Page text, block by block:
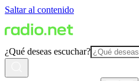
Saltar al contenido
¿Qué deseas escuchar?